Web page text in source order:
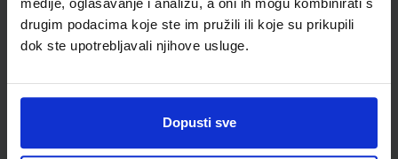
medije, oglašavanje i analizu, a oni ih mogu kombinirati s
drugim podacima koje ste im pružili ili koje su prikupili
dok ste upotrebljavali njihove usluge.
Dopusti sve
EUREKA 3; udžbenik prirode i društva s dodatnim digitalnim
sadržajima u trećem razredu osnovne škole
ŠIFRA OMOTA:500239